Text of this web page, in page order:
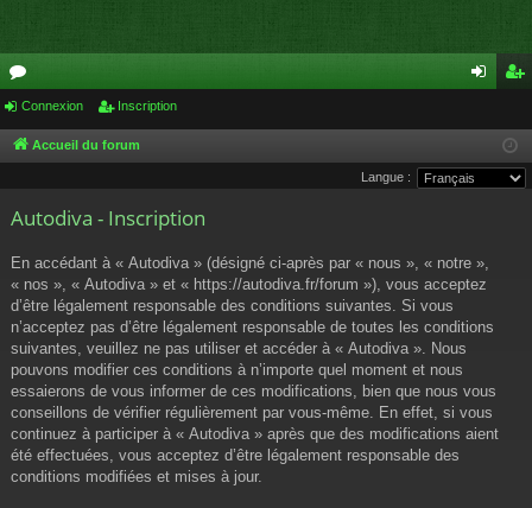
or
u
s
cri
pti
Connexion Inscription
Accueil du forum
Langue :
Autodiva - Inscription
En accédant à « Autodiva » (désigné ci-après par « nous », « notre »,
« nos », « Autodiva » et « https://autodiva.fr/forum »), vous acceptez
d’être légalement responsable des conditions suivantes. Si vous
n’acceptez pas d’être légalement responsable de toutes les conditions
suivantes, veuillez ne pas utiliser et accéder à « Autodiva ». Nous
pouvons modifier ces conditions à n’importe quel moment et nous
essaierons de vous informer de ces modifications, bien que nous vous
conseillons de vérifier régulièrement par vous-même. En effet, si vous
continuez à participer à « Autodiva » après que des modifications aient
été effectuées, vous acceptez d’être légalement responsable des
conditions modifiées et mises à jour.